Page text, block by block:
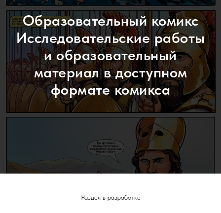
Образовательный комикс
Исследовательские работы
и образовательный
материал в доступном
формате комикса
Раздел в разработке